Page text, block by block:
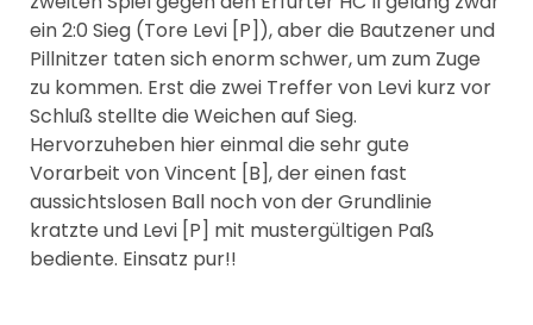
ein 2:0 Sieg (Tore Levi [P]), aber die Bautzener und
Pillnitzer taten sich enorm schwer, um zum Zuge
zu kommen. Erst die zwei Treffer von Levi kurz vor
Schluß stellte die Weichen auf Sieg.
Hervorzuheben hier einmal die sehr gute
Vorarbeit von Vincent [B], der einen fast
aussichtslosen Ball noch von der Grundlinie
kratzte und Levi [P] mit mustergültigen Paß
bediente. Einsatz pur!!